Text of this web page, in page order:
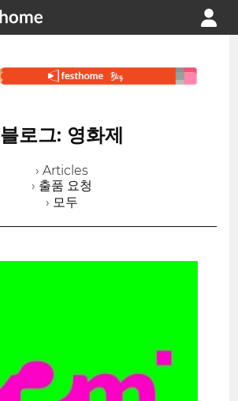
블로그: 영화제
› Articles
› 출품 요청
› 모두